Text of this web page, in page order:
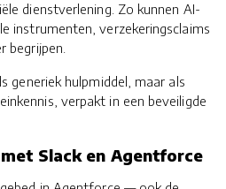
dienstverlening. Zo kunnen AI-
instrumenten, verzekeringsclaims
begrijpen.
generiek hulpmiddel, maar als
verpakt in een beveiligde
Slack en Agentforce